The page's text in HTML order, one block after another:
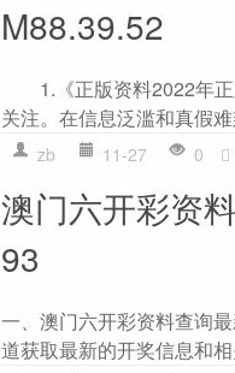
M88.39.52
1.《正版资料2022年正
关注。在信息泛滥和真假
zb 11-27 0
澳门六开彩资
93
一、澳门六开彩资料查询
道获取最新的开奖信息和